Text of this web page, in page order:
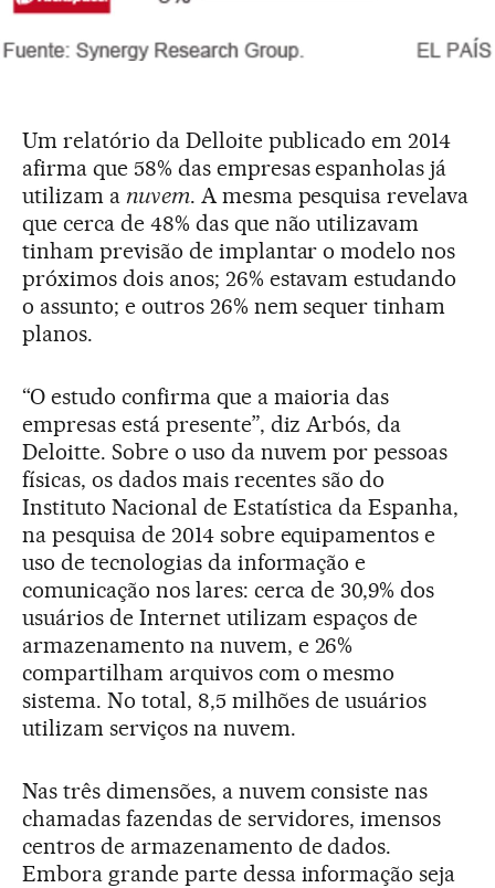
Um relatório da Delloite publicado em 2014
afirma que 58% das empresas espanholas já
utilizam a nuvem. A mesma pesquisa revelava
que cerca de 48% das que não utilizavam
tinham previsão de implantar o modelo nos
próximos dois anos; 26% estavam estudando
o assunto; e outros 26% nem sequer tinham
planos.
“O estudo confirma que a maioria das
empresas está presente”, diz Arbós, da
Deloitte. Sobre o uso da nuvem por pessoas
físicas, os dados mais recentes são do
Instituto Nacional de Estatística da Espanha,
na pesquisa de 2014 sobre equipamentos e
uso de tecnologias da informação e
comunicação nos lares: cerca de 30,9% dos
usuários de Internet utilizam espaços de
armazenamento na nuvem, e 26%
compartilham arquivos com o mesmo
sistema. No total, 8,5 milhões de usuários
utilizam serviços na nuvem.
Nas três dimensões, a nuvem consiste nas
chamadas fazendas de servidores, imensos
centros de armazenamento de dados.
Embora grande parte dessa informação seja